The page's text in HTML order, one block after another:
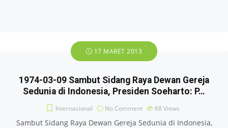
17 MARET 2013
1974-03-09 Sambut Sidang Raya Dewan Gereja
Sedunia di Indonesia, Presiden Soeharto: P…
Internasional No Comment 68 Views
Sambut Sidang Raya Dewan Gereja Sedunia di Indonesia,